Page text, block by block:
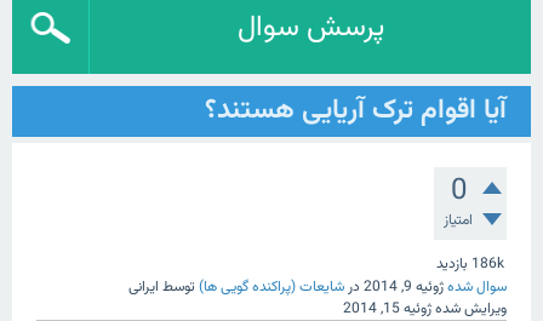
پرسش سوال
آیا اقوام ترک آریایی هستند؟
0
امتیاز
186k بازدید
سوال شدهژوئیه 9, 2014 در شایعات (پراکنده گویی ها) توسط ایرانی
ویرایش شدهژوئیه 15, 2014